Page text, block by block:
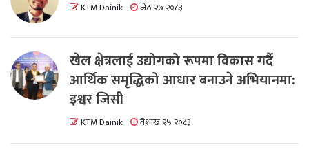
KTM Dainik जेठ २७ २०८३
खेल क्षेत्रलाई उद्योगको रूपमा विकास गर्दै
आर्थिक समृद्धिको आधार बनाउने अभियानमा:
इश्वर जिसी
KTM Dainik वैशाख २५ २०८३